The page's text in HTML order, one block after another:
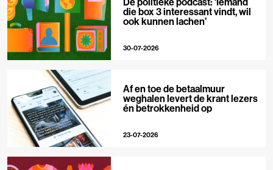
die box 3 interessant vindt, wil
ook kunnen lachen’
30-07-2026
Af en toe de betaalmuur
weghalen levert de krant lezers
én betrokkenheid op
23-07-2026